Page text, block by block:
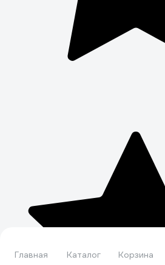
Главная Каталог Корзина